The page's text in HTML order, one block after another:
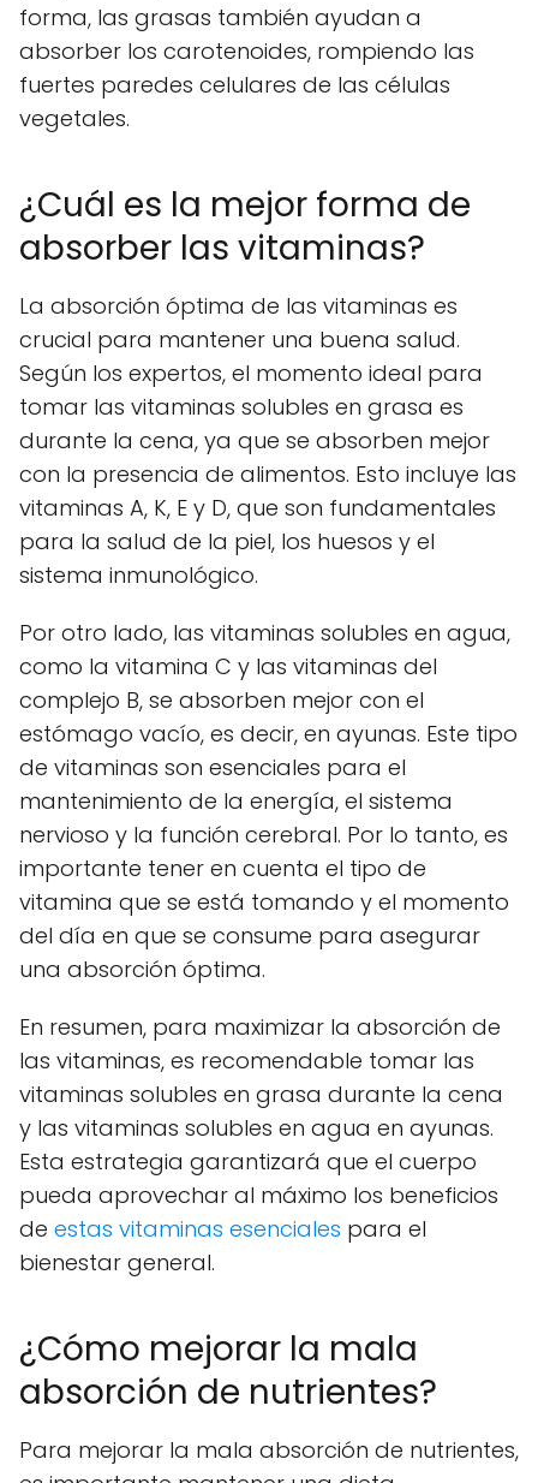
forma, las grasas también ayudan a
absorber los carotenoides, rompiendo las
fuertes paredes celulares de las células
vegetales.
¿Cuál es la mejor forma de
absorber las vitaminas?
La absorción óptima de las vitaminas es
crucial para mantener una buena salud.
Según los expertos, el momento ideal para
tomar las vitaminas solubles en grasa es
durante la cena, ya que se absorben mejor
con la presencia de alimentos. Esto incluye las
vitaminas A, K, E y D, que son fundamentales
para la salud de la piel, los huesos y el
sistema inmunológico.
Por otro lado, las vitaminas solubles en agua,
como la vitamina C y las vitaminas del
complejo B, se absorben mejor con el
estómago vacío, es decir, en ayunas. Este tipo
de vitaminas son esenciales para el
mantenimiento de la energía, el sistema
nervioso y la función cerebral. Por lo tanto, es
importante tener en cuenta el tipo de
vitamina que se está tomando y el momento
del día en que se consume para asegurar
una absorción óptima.
En resumen, para maximizar la absorción de
las vitaminas, es recomendable tomar las
vitaminas solubles en grasa durante la cena
y las vitaminas solubles en agua en ayunas.
Esta estrategia garantizará que el cuerpo
pueda aprovechar al máximo los beneficios
de estas vitaminas esenciales para el
bienestar general.
¿Cómo mejorar la mala
absorción de nutrientes?
Para mejorar la mala absorción de nutrientes,